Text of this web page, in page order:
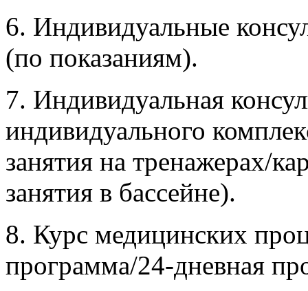
6. Индивидуальные
(по показаниям).
7. Индивидуальная
индивидуального
занятия на тренажерах/
занятия в бассейне).
8. Курс медицинских
программа/24-дневная